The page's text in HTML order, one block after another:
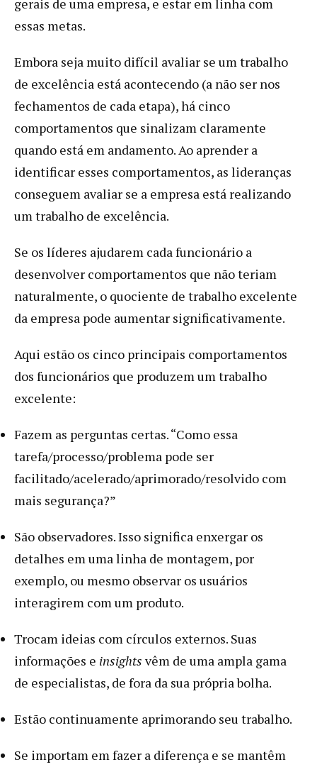
gerais de uma empresa, e estar em linha com
essas metas.
Embora seja muito difícil avaliar se um trabalho
de excelência está acontecendo (a não ser nos
fechamentos de cada etapa), há cinco
comportamentos que sinalizam claramente
quando está em andamento. Ao aprender a
identificar esses comportamentos, as lideranças
conseguem avaliar se a empresa está realizando
um trabalho de excelência.
Se os líderes ajudarem cada funcionário a
desenvolver comportamentos que não teriam
naturalmente, o quociente de trabalho excelente
da empresa pode aumentar significativamente.
Aqui estão os cinco principais comportamentos
dos funcionários que produzem um trabalho
excelente:
Fazem as perguntas certas. “Como essa
tarefa/processo/problema pode ser
facilitado/acelerado/aprimorado/resolvido com
mais segurança?”
São observadores. Isso significa enxergar os
detalhes em uma linha de montagem, por
exemplo, ou mesmo observar os usuários
interagirem com um produto.
Trocam ideias com círculos externos. Suas
informações e insights vêm de uma ampla gama
de especialistas, de fora da sua própria bolha.
Estão continuamente aprimorando seu trabalho.
Se importam em fazer a diferença e se mantêm